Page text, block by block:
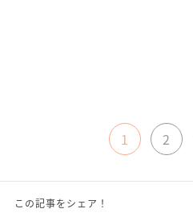
1 2
この記事をシェア！